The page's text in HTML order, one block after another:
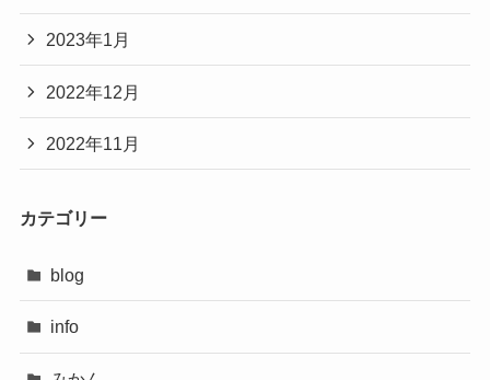
2023年1月
2022年12月
2022年11月
カテゴリー
blog
info